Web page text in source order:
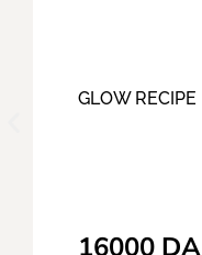
GLOW RECIPE
16000 DA